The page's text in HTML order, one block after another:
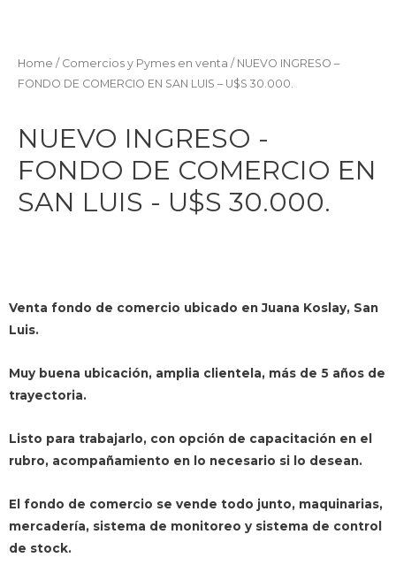
Home / Comercios y Pymes en venta / NUEVO INGRESO –
FONDO DE COMERCIO EN SAN LUIS – U$S 30.000.
NUEVO INGRESO -
FONDO DE COMERCIO EN
SAN LUIS - U$S 30.000.
Venta fondo de comercio ubicado en Juana Koslay, San
Luis.
Muy buena ubicación, amplia clientela, más de 5 años de
trayectoria.
Listo para trabajarlo, con opción de capacitación en el
rubro, acompañamiento en lo necesario si lo desean.
El fondo de comercio se vende todo junto, maquinarias,
mercadería, sistema de monitoreo y sistema de control
de stock.